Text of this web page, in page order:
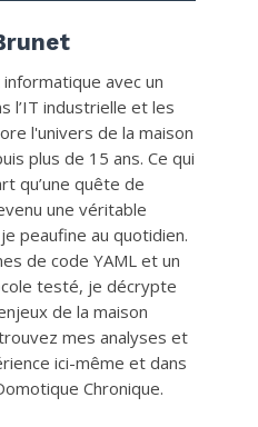
avec un
l’IT industrielle et les
l'univers de la maison
plus de 15 ans. Ce qui
qu’une quête de
une véritable
peaufine au quotidien.
de code YAML et un
testé, je décrypte
de la maison
mes analyses et
ici-même et dans
Chronique.